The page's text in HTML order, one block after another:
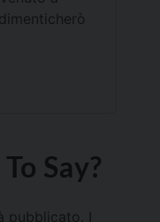
Say?
pubblicato.